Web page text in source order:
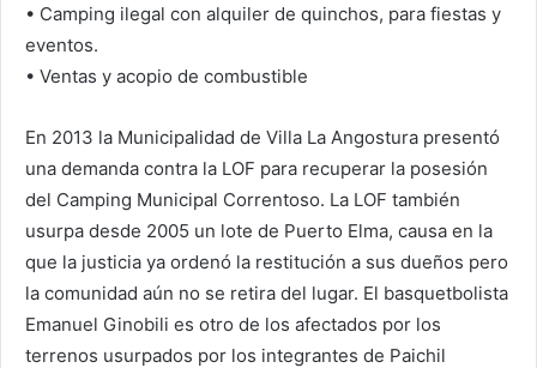
• Camping ilegal con alquiler de quinchos, para fiestas y
eventos.
• Ventas y acopio de combustible
En 2013 la Municipalidad de Villa La Angostura presentó
una demanda contra la LOF para recuperar la posesión
del Camping Municipal Correntoso. La LOF también
usurpa desde 2005 un lote de Puerto Elma, causa en la
que la justicia ya ordenó la restitución a sus dueños pero
la comunidad aún no se retira del lugar. El basquetbolista
Emanuel Ginobili es otro de los afectados por los
terrenos usurpados por los integrantes de Paichil